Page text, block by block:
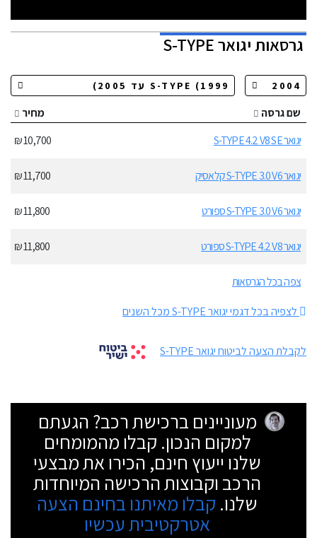
גרסאותיגואר S-TYPE
שם גרסה
מחיר
יגואר S-TYPE 4.2 V8 SE
10,700 ₪
יגואר S-TYPE 3.0 V6 קלאסיק 11,700 ₪
יגואר S-TYPE 3.0 V6 ספורט 11,800 ₪
יגואר S-TYPE 4.2 V8 ספורט 11,800 ₪
צפה בכל הגרסאות
לצפיה בכל דגמי יגואר S-TYPE מכל השנים
לקבלת הצעה לביטוח יגואר S-TYPE
מעוניינים ברכישת רכב? הגעתם
למקום הנכון. קבלו מהמומחים
שלנו ייעוץ חינם, הכירו את מבצעי
הרכב וקבוצות הרכישה המיוחדות
שלנו. קבלו מאיתנו בחינם הצעה
אטרקטיבית עכשיו